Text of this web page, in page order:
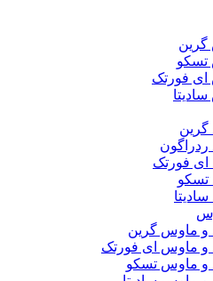
فورتک
گرین
ردراگون
ای فورتک
تسکو
و ماوس گرین
و ماوس ای فورتک
و ماوس تسکو